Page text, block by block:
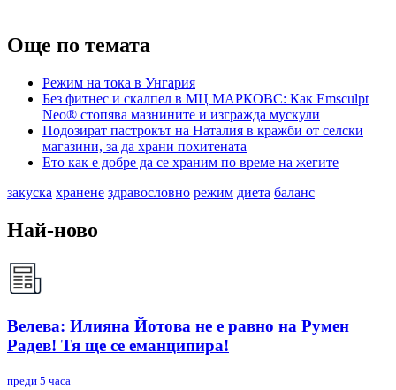
Още по темата
Режим на тока в Унгария
Без фитнес и скалпел в МЦ МАРКОВС: Как Emsculpt
Neo® стопява мазнините и изгражда мускули
Подозират пастрокът на Наталия в кражби от селски
магазини, за да храни похитената
Ето как е добре да се храним по време на жегите
закуска хранене здравословно режим диета баланс
Най-ново
Велева: Илияна Йотова не е равно на Румен
Радев! Тя ще се еманципира!
преди 5 часа